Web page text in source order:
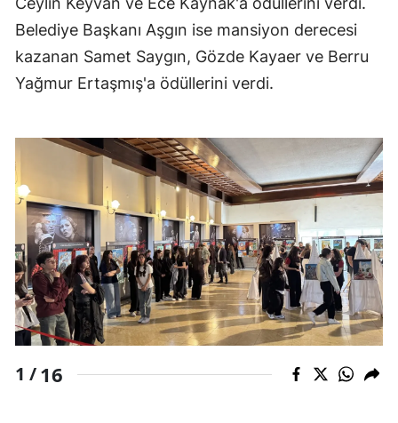
Yalova
Karabük
Düzce
Belediye Başkanı Aşgın ise mansiyon derecesi
kazanan Samet Saygın, Gözde Kayaer ve Berru
Yağmur Ertaşmış'a ödüllerini verdi.
1 /16